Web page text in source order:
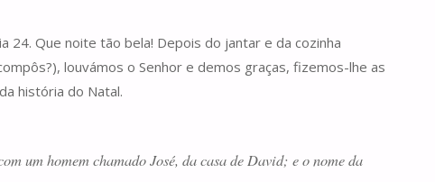
24. Que noite tão bela! Depois do jantar e da cozinha
louvámos o Senhor e demos graças, fizemos-lhe as
história do Natal.
um homem chamado José, da casa de David; e o nome da